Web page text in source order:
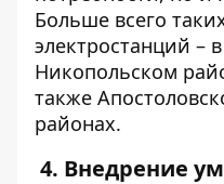
Больше всего
электростанций –
Никопольском
также
районах.
4. Внедрение